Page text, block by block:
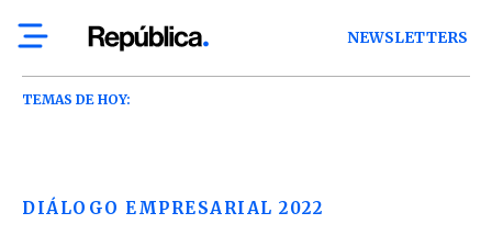
NEWSLETTERS
TEMAS DE HOY:
DIÁLOGO EMPRESARIAL 2022